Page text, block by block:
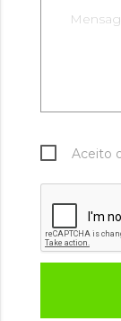
Aceito